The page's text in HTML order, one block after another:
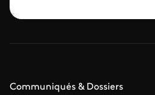
Communiqués & Dossiers